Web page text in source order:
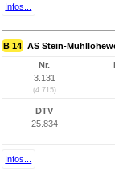
Infos...
B 14 AS Stein-
Nr.
3.131
(4.715)
DTV
25.834
Infos...